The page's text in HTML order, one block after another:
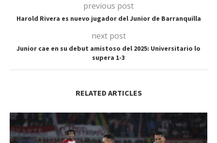
previous post
Harold Rivera es nuevo jugador del Junior de Barranquilla
next post
Junior cae en su debut amistoso del 2025: Universitario lo
supera 1-3
RELATED ARTICLES